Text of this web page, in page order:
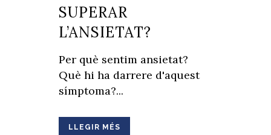
SUPERAR
L’ANSIETAT?
Per què sentim ansietat?
Què hi ha darrere d'aquest
símptoma?...
LLEGIR MÉS